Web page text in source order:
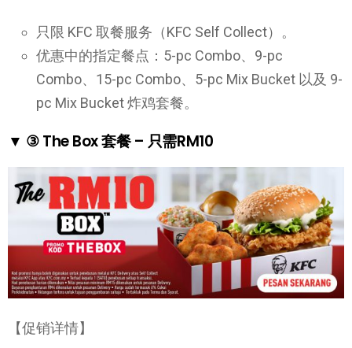
只限 KFC 取餐服务（KFC Self Collect）。
优惠中的指定餐点：5-pc Combo、9-pc
Combo、15-pc Combo、5-pc Mix Bucket 以及 9-
pc Mix Bucket 炸鸡套餐。
▼ ③ The Box 套餐 – 只需RM10
【促销详情】